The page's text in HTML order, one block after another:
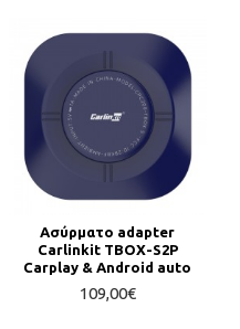
Ασύρματο adapter
Carlinkit TBOX-S2P
Carplay & Android auto
109,00€